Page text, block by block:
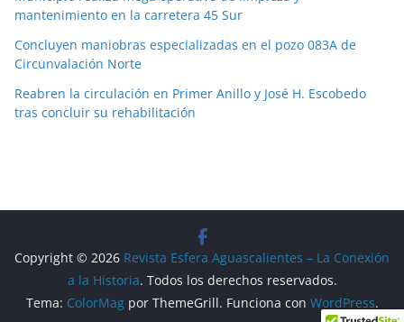
mantenimiento en la carretera 45 Sur
Concluyen maniobras especializadas en el pozo 083A de
Circunvalación Norte
Reabren la circulación en Primer Anillo y José H. Escobedo
tras concluir su rehabilitación
Copyright © 2026 Revista Esfera Aguascalientes – La Conexión
a la Historia. Todos los derechos reservados.
Tema: ColorMagpor ThemeGrill. Funciona con WordPress.